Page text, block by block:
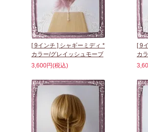
[ 9インチ ] シャギーミディ *
カラー/グレイッシュモーブ
3,600円(税込)
[ 9
カ